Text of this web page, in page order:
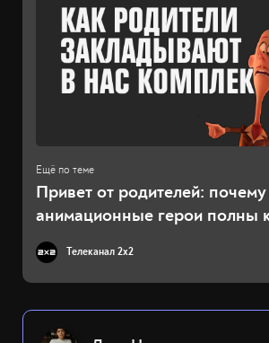
Привет от родителей:
анимационные герои полны
Телеканал 2x2